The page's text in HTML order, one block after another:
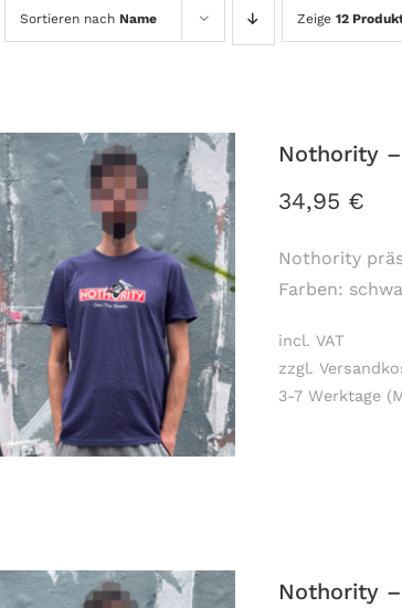
Sortieren nach Name Zeige 12
Nothority
34,95 €
Nothority
Farben:
incl. VAT
zzgl.
3-7 Werktage
Nothority